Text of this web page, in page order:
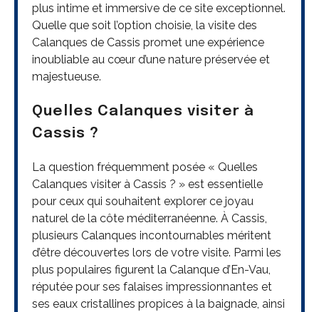
plus intime et immersive de ce site exceptionnel.
Quelle que soit l’option choisie, la visite des
Calanques de Cassis promet une expérience
inoubliable au cœur d’une nature préservée et
majestueuse.
Quelles Calanques visiter à
Cassis ?
La question fréquemment posée « Quelles
Calanques visiter à Cassis ? » est essentielle
pour ceux qui souhaitent explorer ce joyau
naturel de la côte méditerranéenne. À Cassis,
plusieurs Calanques incontournables méritent
d’être découvertes lors de votre visite. Parmi les
plus populaires figurent la Calanque d’En-Vau,
réputée pour ses falaises impressionnantes et
ses eaux cristallines propices à la baignade, ainsi